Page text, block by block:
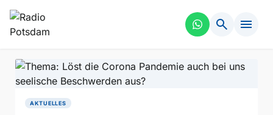
search menu
AKTUELLES